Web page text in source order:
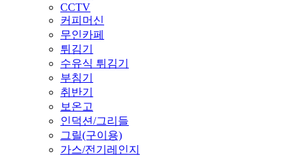
CCTV
커피머신
무인카페
튀김기
수유식 튀김기
부침기
취반기
보온고
인덕션/그리들
그릴(구이용)
가스/전기레인지